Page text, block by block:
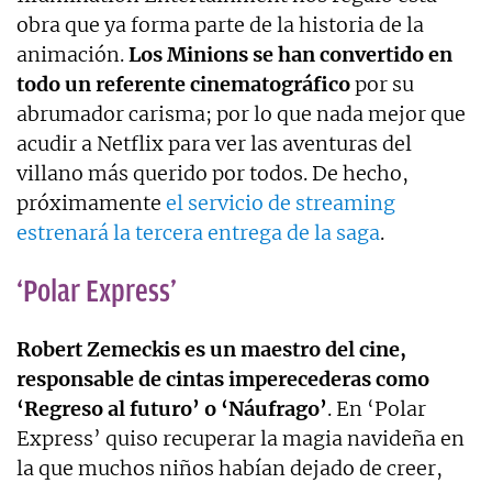
obra que ya forma parte de la historia de la
animación.Los Minions se han convertido en
todo un referente cinematográficopor su
abrumador carisma; por lo que nada mejor que
acudir a Netflix para ver las aventuras del
villano más querido por todos. De hecho,
próximamente el servicio de streaming
estrenará la tercera entrega de la saga.
‘Polar Express’
Robert Zemeckis es un maestro del cine,
responsable de cintas imperecederas como
‘Regreso al futuro’ o ‘Náufrago’. En ‘Polar
Express’ quiso recuperar la magia navideña en
la que muchos niños habían dejado de creer,